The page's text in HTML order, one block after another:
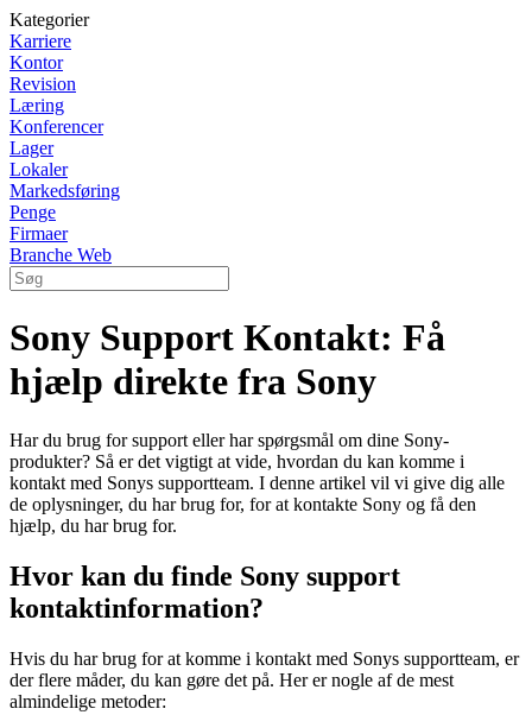
Kategorier
Karriere
Kontor
Revision
Læring
Konferencer
Lager
Lokaler
Markedsføring
Penge
Firmaer
Branche Web
Sony Support Kontakt: Få
hjælp direkte fra Sony
Har du brug for support eller har spørgsmål om dine Sony-
produkter? Så er det vigtigt at vide, hvordan du kan komme i
kontakt med Sonys supportteam. I denne artikel vil vi give dig alle
de oplysninger, du har brug for, for at kontakte Sony og få den
hjælp, du har brug for.
Hvor kan du finde Sony support
kontaktinformation?
Hvis du har brug for at komme i kontakt med Sonys supportteam, er
der flere måder, du kan gøre det på. Her er nogle af de mest
almindelige metoder: